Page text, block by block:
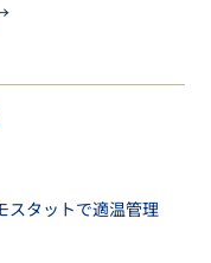
スタットで適温管理